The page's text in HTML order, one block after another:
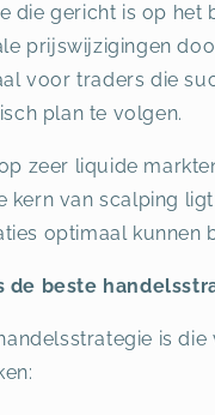
die gericht is op
prijswijzigingen
voor traders die
plan te volgen.
zeer liquide
kern van scalping
optimaal kunnen
de beste
is